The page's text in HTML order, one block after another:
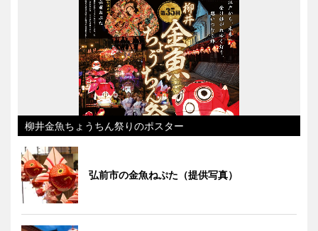
柳井金魚ちょうちん祭りのポスター
弘前市の金魚ねぷた（提供写真）